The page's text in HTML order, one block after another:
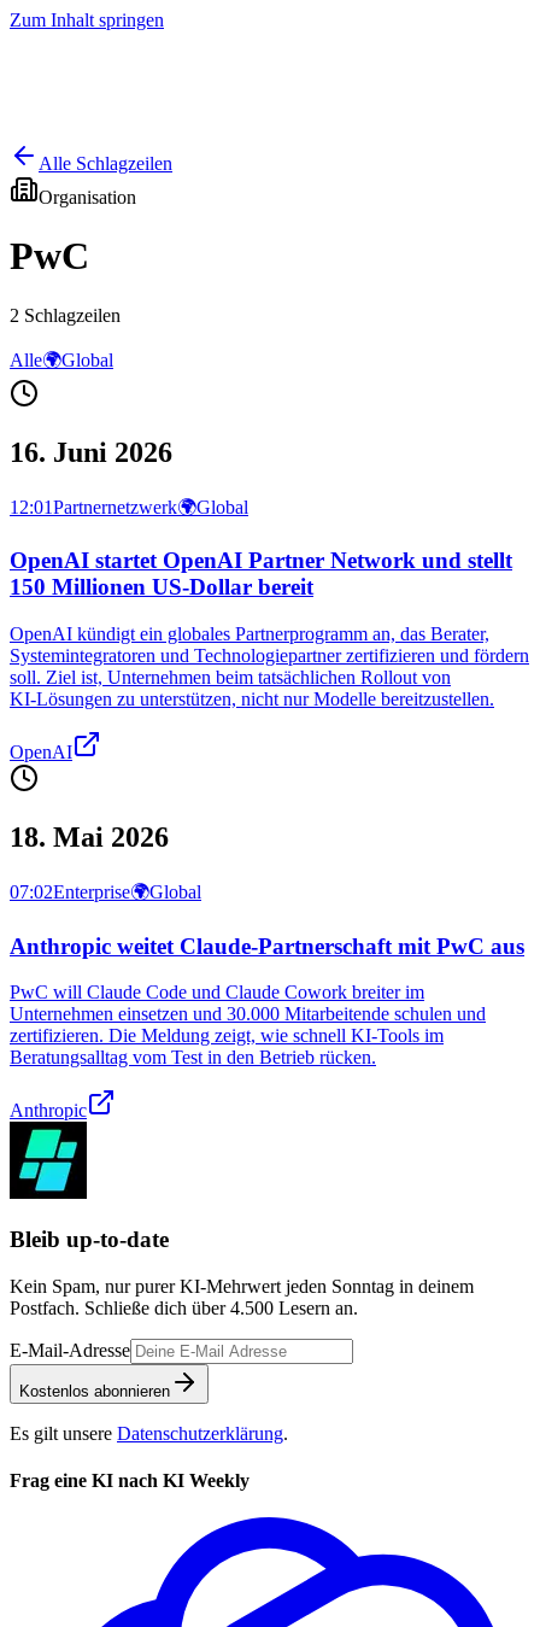
Zum Inhalt springen
Alle Schlagzeilen
Organisation
PwC
2 Schlagzeilen
Alle🌍Global
16. Juni 2026
12:01Partnernetzwerk🌍Global
OpenAI startet OpenAI Partner Network und stellt
150 Millionen US-Dollar bereit
OpenAI kündigt ein globales Partnerprogramm an, das Berater,
Systemintegratoren und Technologiepartner zertifizieren und fördern
soll. Ziel ist, Unternehmen beim tatsächlichen Rollout von
KI‑Lösungen zu unterstützen, nicht nur Modelle bereitzustellen.
OpenAI
18. Mai 2026
07:02Enterprise🌍Global
Anthropic weitet Claude-Partnerschaft mit PwC aus
PwC will Claude Code und Claude Cowork breiter im
Unternehmen einsetzen und 30.000 Mitarbeitende schulen und
zertifizieren. Die Meldung zeigt, wie schnell KI-Tools im
Beratungsalltag vom Test in den Betrieb rücken.
Anthropic
Bleib up-to-date
Kein Spam, nur purer KI-Mehrwert jeden Sonntag in deinem
Postfach. Schließe dich über4.500 Lesern an.
E-Mail-Adresse
Kostenlos abonnieren
Es gilt unsere Datenschutzerklärung.
Frag eine KI nach KI Weekly